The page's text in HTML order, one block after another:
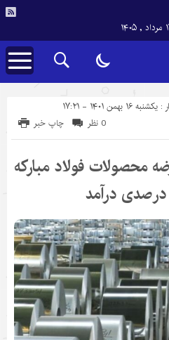
۱۶ بهمن ۱۴۰۱ - ۱۷:۲۱
چاپ خبر 0 نظر
عرضه محصولات فولاد مبارکه